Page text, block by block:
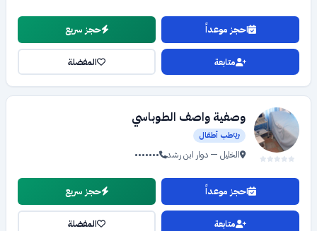
احجز موعداً حجز سريع
متابعة المفضلة
وصفية واصف الطوباسي
طب أطفال
الخليل — دوار ابن رشد •••••••
احجز موعداً حجز سريع
متابعة المفضلة